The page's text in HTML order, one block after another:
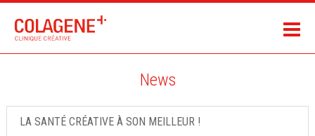
News
LA SANTÉ CRÉATIVE À SON MEILLEUR !